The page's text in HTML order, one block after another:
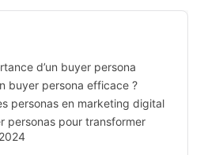
d’un buyer persona
buyer persona efficace ?
personas en marketing digital
personas pour transformer